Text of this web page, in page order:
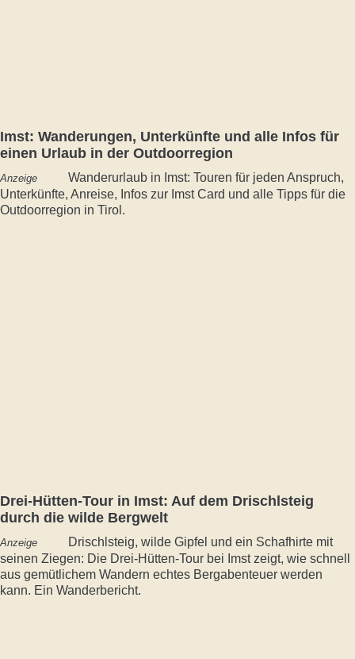
Imst: Wanderungen, Unterkünfte und alle Infos für
einen Urlaub in der Outdoorregion
Anzeige
Wanderurlaub in Imst: Touren für jeden Anspruch,
Unterkünfte, Anreise, Infos zur Imst Card und alle Tipps für die
Outdoorregion in Tirol.
Drei-Hütten-Tour in Imst: Auf dem Drischlsteig
durch die wilde Bergwelt
Anzeige
Drischlsteig, wilde Gipfel und ein Schafhirte mit
seinen Ziegen: Die Drei-Hütten-Tour bei Imst zeigt, wie schnell
aus gemütlichem Wandern echtes Bergabenteuer werden
kann. Ein Wanderbericht.